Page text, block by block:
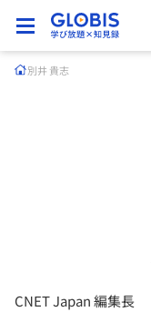
別井 貴志
CNET Japan 編集長